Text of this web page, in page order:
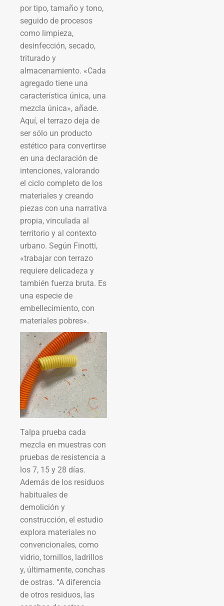
por tipo, tamaño y tono,
seguido de procesos
como limpieza,
desinfección, secado,
triturado y
almacenamiento. «Cada
agregado tiene una
característica única, una
mezcla única», añade.
Aquí, el terrazo deja de
ser sólo un producto
estético para convertirse
en una declaración de
intenciones, valorando
el ciclo completo de los
materiales y creando
piezas con una narrativa
propia, vinculada al
territorio y al contexto
urbano. Según Finotti,
«trabajar con terrazo
requiere delicadeza y
también fuerza bruta. Es
una especie de
embellecimiento, con
materiales pobres».
Talpa prueba cada
mezcla en muestras con
pruebas de resistencia a
los 7, 15 y 28 días.
Además de los residuos
habituales de
demolición y
construcción, el estudio
explora materiales no
convencionales, como
vidrio, tornillos, ladrillos
y, últimamente, conchas
de ostras. “A diferencia
de otros residuos, las